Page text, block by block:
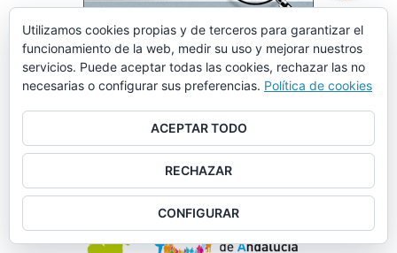
Utilizamos cookies propias y de terceros para garantizar el
funcionamiento de la web, medir su uso y mejorar nuestros
servicios. Puede aceptar todas las cookies, rechazar las no
necesarias o configurar sus preferencias. Política de cookies
ACEPTAR TODO
RECHAZAR
CONFIGURAR